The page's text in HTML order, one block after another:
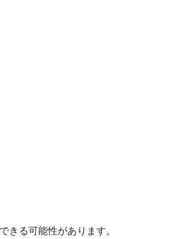
きる可能性があります。